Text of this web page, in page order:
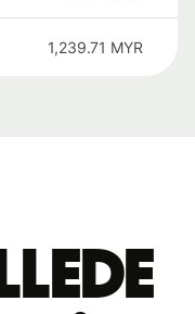
1,239.71 MYR